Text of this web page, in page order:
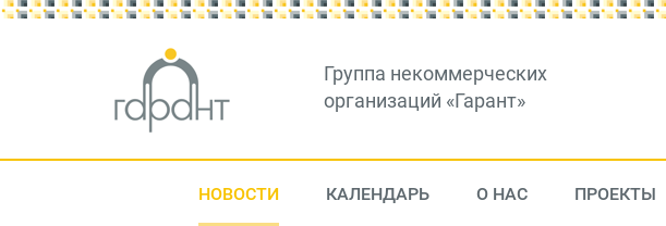
Группа некоммерческих
организаций «Гарант»
НОВОСТИ КАЛЕНДАРЬ О НАС ПРОЕКТЫ